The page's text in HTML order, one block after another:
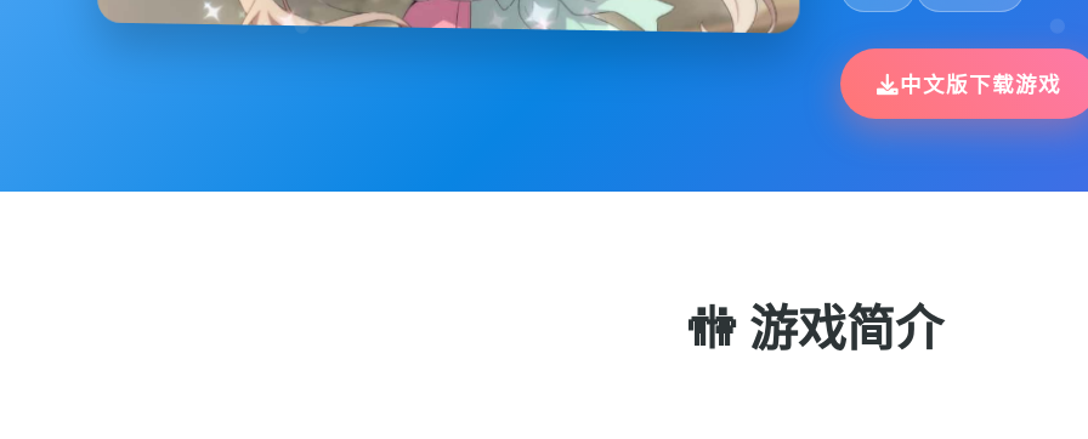
中文版下载游戏
🚻 游戏简介